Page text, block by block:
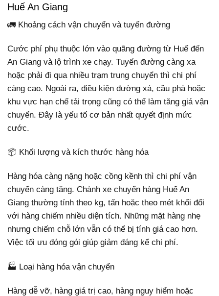
Huế An Giang
🚛 Khoảng cách vận chuyển và tuyến đường
Cước phí phụ thuộc lớn vào quãng đường từ Huế đến
An Giang và lộ trình xe chạy. Tuyến đường càng xa
hoặc phải đi qua nhiều trạm trung chuyển thì chi phí
càng cao. Ngoài ra, điều kiện đường xá, cầu phà hoặc
khu vực hạn chế tải trọng cũng có thể làm tăng giá vận
chuyển. Đây là yếu tố cơ bản nhất quyết định mức
cước.
📦 Khối lượng và kích thước hàng hóa
Hàng hóa càng nặng hoặc cồng kềnh thì chi phí vận
chuyển càng tăng. Chành xe chuyển hàng Huế An
Giang thường tính theo kg, tấn hoặc theo mét khối đối
với hàng chiếm nhiều diện tích. Những mặt hàng nhẹ
nhưng chiếm chỗ lớn vẫn có thể bị tính giá cao hơn.
Việc tối ưu đóng gói giúp giảm đáng kể chi phí.
🏭 Loại hàng hóa vận chuyển
Hàng dễ vỡ, hàng giá trị cao, hàng nguy hiểm hoặc